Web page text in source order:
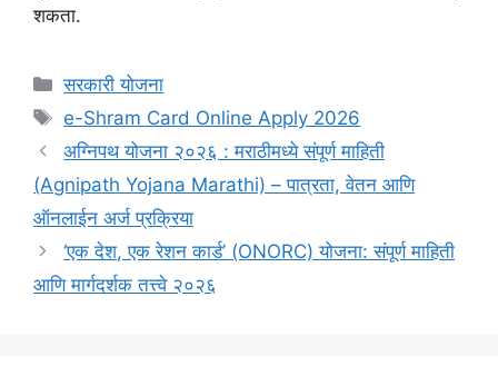
शकता.
Categories
सरकारी योजना
Tags
e-Shram Card Online Apply 2026
अग्निपथ योजना २०२६ : मराठीमध्ये संपूर्ण माहिती
(Agnipath Yojana Marathi) – पात्रता, वेतन आणि
ऑनलाईन अर्ज प्रक्रिया
‘एक देश, एक रेशन कार्ड’ (ONORC) योजना: संपूर्ण माहिती
आणि मार्गदर्शक तत्त्वे २०२६